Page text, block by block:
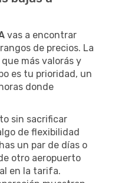
vas a encontrar
de precios. La
más valorás y
es tu prioridad, un
donde
sin sacrificar
de flexibilidad
un par de días o
otro aeropuerto
en la tarifa.